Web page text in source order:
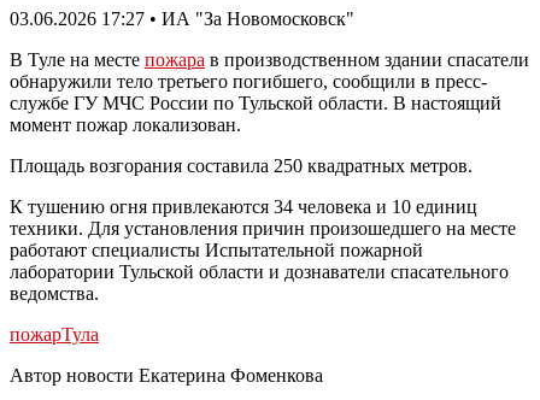
03.06.2026 17:27 • ИА "За Новомосковск"
В Туле на месте пожара в производственном здании спасатели
обнаружили тело третьего погибшего, сообщили в пресс-
службе ГУ МЧС России по Тульской области. В настоящий
момент пожар локализован.
Площадь возгорания составила 250 квадратных метров.
К тушению огня привлекаются 34 человека и 10 единиц
техники. Для установления причин произошедшего на месте
работают специалисты Испытательной пожарной
лаборатории Тульской области и дознаватели спасательного
ведомства.
пожарТула
Автор новости Екатерина Фоменкова